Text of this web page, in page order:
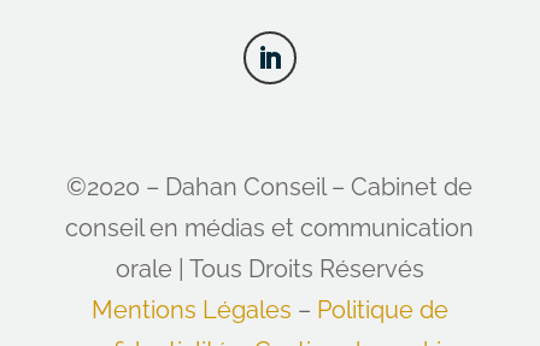
©2020 – Dahan Conseil – Cabinet de
conseil en médias et communication
orale | Tous Droits Réservés
Mentions Légales – Politique de